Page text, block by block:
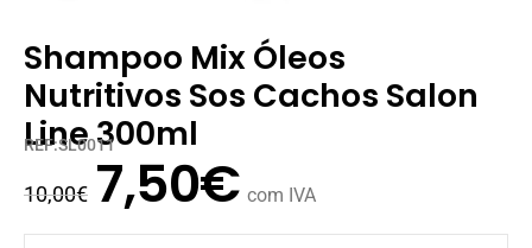
Shampoo Mix Óleos
Nutritivos Sos Cachos Salon
Line 300ml
REF:SL0011
10,00€ 7,50€ com IVA